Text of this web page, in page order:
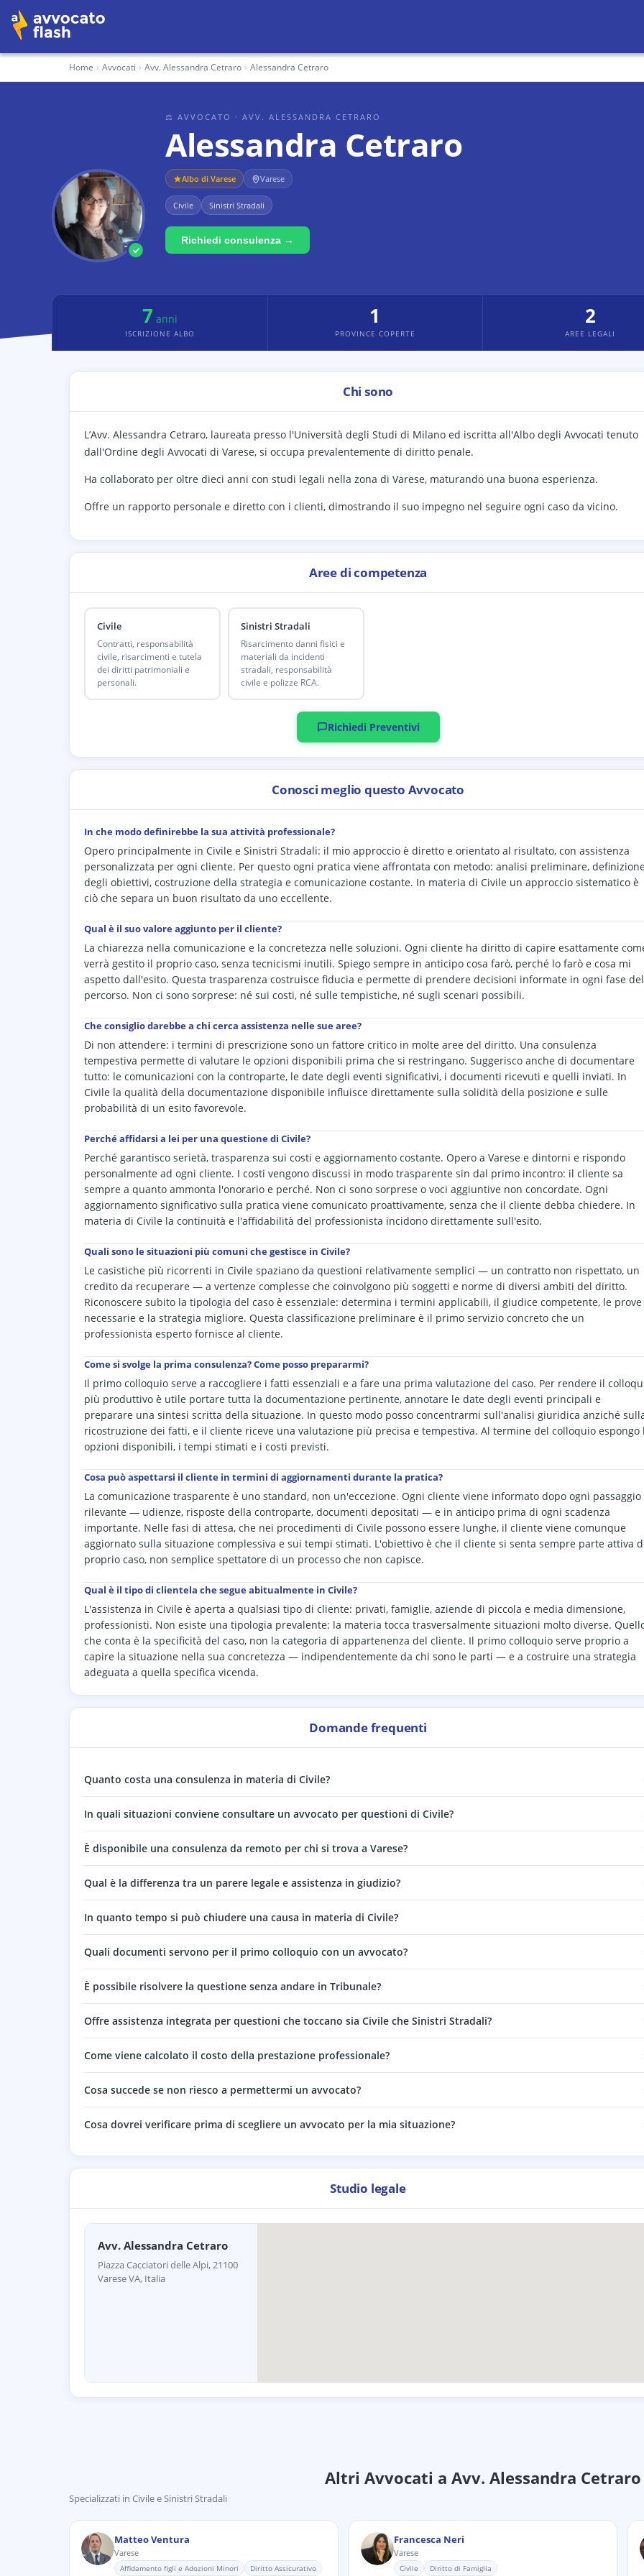
Home › Avvocati › Avv. Alessandra Cetraro › Alessandra Cetraro
⚖ AVVOCATO · AVV. ALESSANDRA CETRARO
Alessandra Cetraro
Albo di Varese Varese
Civile Sinistri Stradali
Richiedi consulenza →
7 anni
ISCRIZIONE ALBO
1
PROVINCE COPERTE
2
AREE LEGALI
Chi sono
L’Avv. Alessandra Cetraro, laureata presso l'Università degli Studi di Milano ed iscritta all'Albo degli Avvocati tenuto
dall'Ordine degli Avvocati di Varese, si occupa prevalentemente di diritto penale.
Ha collaborato per oltre dieci anni con studi legali nella zona di Varese, maturando una buona esperienza.
Offre un rapporto personale e diretto con i clienti, dimostrando il suo impegno nel seguire ogni caso da vicino.
Aree di competenza
Civile
Contratti, responsabilità
civile, risarcimenti e tutela
dei diritti patrimoniali e
personali.
Sinistri Stradali
Risarcimento danni fisici e
materiali da incidenti
stradali, responsabilità
civile e polizze RCA.
Richiedi Preventivi
Conosci meglio questo Avvocato
In che modo definirebbe la sua attività professionale?
Opero principalmente in Civile e Sinistri Stradali: il mio approccio è diretto e orientato al risultato, con assistenza
personalizzata per ogni cliente. Per questo ogni pratica viene affrontata con metodo: analisi preliminare,
degli obiettivi, costruzione della strategia e comunicazione costante. In materia di Civile un approccio sistematico è
ciò che separa un buon risultato da uno eccellente.
Qual è il suo valore aggiunto per il cliente?
La chiarezza nella comunicazione e la concretezza nelle soluzioni. Ogni cliente ha diritto di capire esattamente
verrà gestito il proprio caso, senza tecnicismi inutili. Spiego sempre in anticipo cosa farò, perché lo farò e cosa mi
aspetto dall'esito. Questa trasparenza costruisce fiducia e permette di prendere decisioni informate in ogni fase del
percorso. Non ci sono sorprese: né sui costi, né sulle tempistiche, né sugli scenari possibili.
Che consiglio darebbe a chi cerca assistenza nelle sue aree?
Di non attendere: i termini di prescrizione sono un fattore critico in molte aree del diritto. Una consulenza
tempestiva permette di valutare le opzioni disponibili prima che si restringano. Suggerisco anche di documentare
tutto: le comunicazioni con la controparte, le date degli eventi significativi, i documenti ricevuti e quelli inviati. In
Civile la qualità della documentazione disponibile influisce direttamente sulla solidità della posizione e sulle
probabilità di un esito favorevole.
Perché affidarsi a lei per una questione di Civile?
Perché garantisco serietà, trasparenza sui costi e aggiornamento costante. Opero a Varese e dintorni e rispondo
personalmente ad ogni cliente. I costi vengono discussi in modo trasparente sin dal primo incontro: il cliente sa
sempre a quanto ammonta l'onorario e perché. Non ci sono sorprese o voci aggiuntive non concordate. Ogni
aggiornamento significativo sulla pratica viene comunicato proattivamente, senza che il cliente debba chiedere. In
materia di Civile la continuità e l'affidabilità del professionista incidono direttamente sull'esito.
Quali sono le situazioni più comuni che gestisce in Civile?
Le casistiche più ricorrenti in Civile spaziano da questioni relativamente semplici — un contratto non rispettato, un
credito da recuperare — a vertenze complesse che coinvolgono più soggetti e norme di diversi ambiti del diritto.
Riconoscere subito la tipologia del caso è essenziale: determina i termini applicabili, il giudice competente, le prove
necessarie e la strategia migliore. Questa classificazione preliminare è il primo servizio concreto che un
professionista esperto fornisce al cliente.
Come si svolge la prima consulenza? Come posso prepararmi?
Il primo colloquio serve a raccogliere i fatti essenziali e a fare una prima valutazione del caso. Per rendere il
più produttivo è utile portare tutta la documentazione pertinente, annotare le date degli eventi principali e
preparare una sintesi scritta della situazione. In questo modo posso concentrarmi sull'analisi giuridica anziché
ricostruzione dei fatti, e il cliente riceve una valutazione più precisa e tempestiva. Al termine del colloquio espongo
opzioni disponibili, i tempi stimati e i costi previsti.
Cosa può aspettarsi il cliente in termini di aggiornamenti durante la pratica?
La comunicazione trasparente è uno standard, non un'eccezione. Ogni cliente viene informato dopo ogni passaggio
rilevante — udienze, risposte della controparte, documenti depositati — e in anticipo prima di ogni scadenza
importante. Nelle fasi di attesa, che nei procedimenti di Civile possono essere lunghe, il cliente viene comunque
aggiornato sulla situazione complessiva e sui tempi stimati. L'obiettivo è che il cliente si senta sempre parte attiva
proprio caso, non semplice spettatore di un processo che non capisce.
Qual è il tipo di clientela che segue abitualmente in Civile?
L'assistenza in Civile è aperta a qualsiasi tipo di cliente: privati, famiglie, aziende di piccola e media dimensione,
professionisti. Non esiste una tipologia prevalente: la materia tocca trasversalmente situazioni molto diverse.
che conta è la specificità del caso, non la categoria di appartenenza del cliente. Il primo colloquio serve proprio a
capire la situazione nella sua concretezza — indipendentemente da chi sono le parti — e a costruire una strategia
adeguata a quella specifica vicenda.
Domande frequenti
Quanto costa una consulenza in materia di Civile?
In quali situazioni conviene consultare un avvocato per questioni di Civile?
È disponibile una consulenza da remoto per chi si trova a Varese?
Qual è la differenza tra un parere legale e assistenza in giudizio?
In quanto tempo si può chiudere una causa in materia di Civile?
Quali documenti servono per il primo colloquio con un avvocato?
È possibile risolvere la questione senza andare in Tribunale?
Offre assistenza integrata per questioni che toccano sia Civile che Sinistri Stradali?
Come viene calcolato il costo della prestazione professionale?
Cosa succede se non riesco a permettermi un avvocato?
Cosa dovrei verificare prima di scegliere un avvocato per la mia situazione?
Studio legale
Avv. Alessandra Cetraro
Piazza Cacciatori delle Alpi, 21100
Varese VA, Italia
Altri Avvocati a Avv. Alessandra Cetraro
Specializzati in Civile e Sinistri Stradali
Matteo Ventura
Varese
Affidamento figli e Adozioni Minori Diritto Assicurativo
Francesca Neri
Varese
Civile Diritto di Famiglia